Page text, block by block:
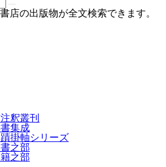
店の出版物が全文検索できます。
釈叢刊
集成
掛軸シリーズ
之部
之部